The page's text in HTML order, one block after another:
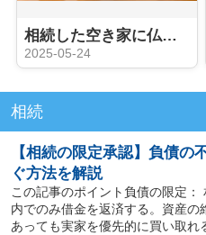
相続した空き家に仏壇が残っていた場合の対処方法は？手順も解説！
2025-05-24
相続
【相続の限定承認】負債の
ぐ方法を解説
この記事のポイント負債の限定
内でのみ借金を返済する。資産
あっても実家を優先的に買い取れ